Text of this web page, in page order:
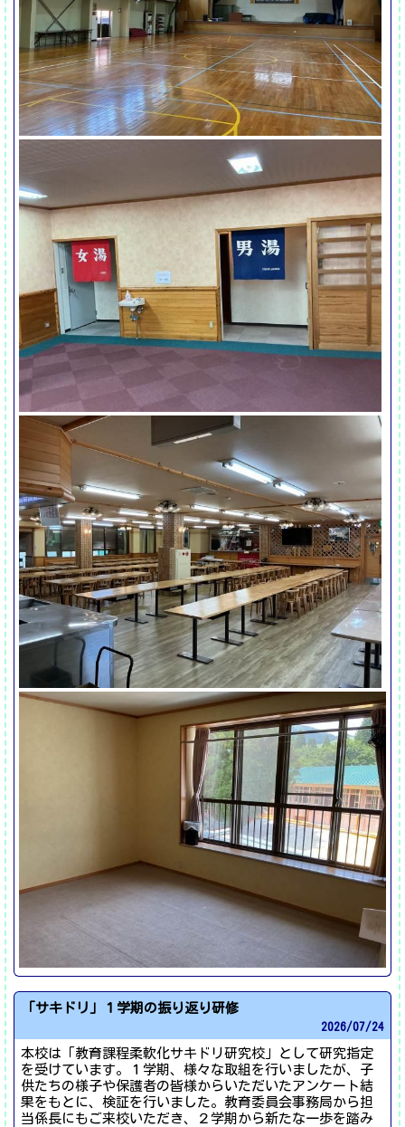
「サキドリ」１学期の振り返り研修
2026/07/24
本校は「教育課程柔軟化サキドリ研究校」として研究指定
を受けています。１学期、様々な取組を行いましたが、子
供たちの様子や保護者の皆様からいただいたアンケート結
果をもとに、検証を行いました。教育委員会事務局から担
当係長にもご来校いただき、２学期から新たな一歩を踏み